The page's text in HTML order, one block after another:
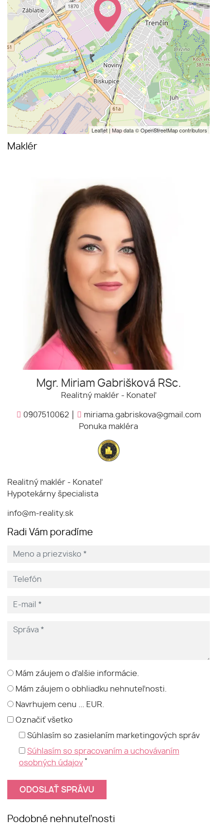
Leaflet | Map data ©OpenStreetMapcontributors
Maklér
Mgr. Miriam Gabrišková RSc.
Realitný maklér - Konateľ
0907510062
miriama.gabriskova@gmail.com
Ponuka makléra
Realitný maklér - Konateľ
Hypotekárny špecialista
info@m-reality.sk
Radi Vám poradíme
Mám záujem o ďalšie informácie.
Mám záujem o obhliadku nehnuteľnosti.
Navrhujem cenu ... EUR.
Označiť všetko
Súhlasím so zasielaním marketingových správ
Súhlasím so spracovaním a uchovávaním
osobných údajov *
Podobné nehnuteľnosti